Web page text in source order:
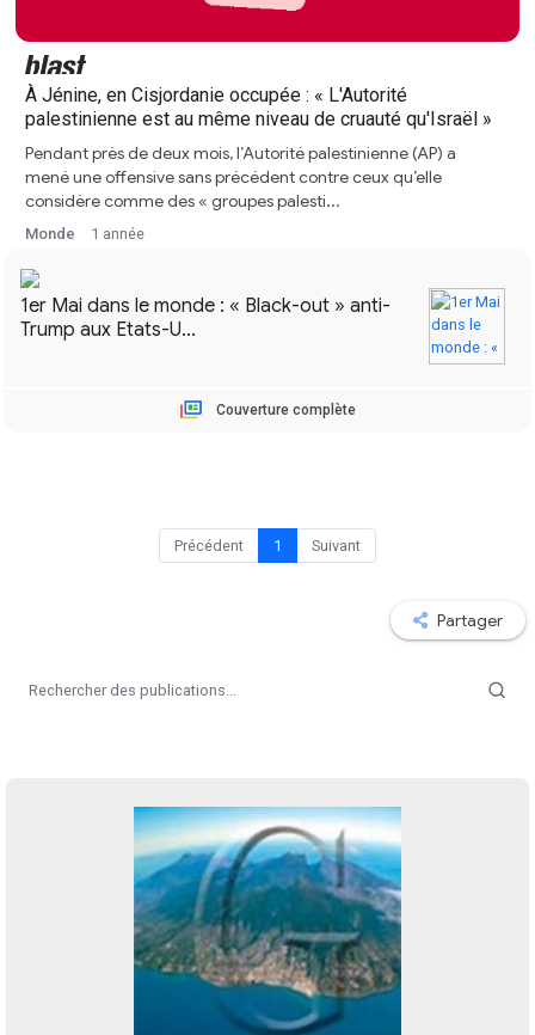
À Jénine, en Cisjordanie occupée : « L'Autorité
palestinienne est au même niveau de cruauté qu'Israël »
Pendant près de deux mois, l’Autorité palestinienne (AP) a
mené une offensive sans précédent contre ceux qu’elle
considère comme des « groupes palesti...
Monde 1 année
Couverture complète
Précédent 1 Suivant
Partager